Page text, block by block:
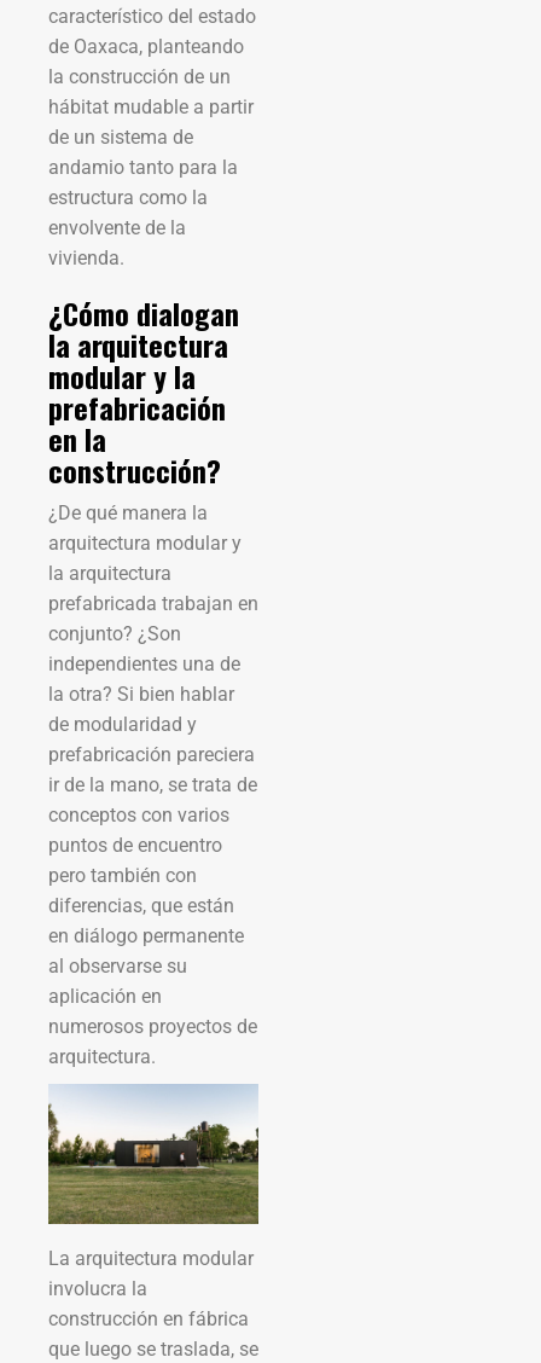
característico del estado
de Oaxaca, planteando
la construcción de un
hábitat mudable a partir
de un sistema de
andamio tanto para la
estructura como la
envolvente de la
vivienda.
¿Cómo dialogan
la arquitectura
modular y la
prefabricación
en la
construcción?
¿De qué manera la
arquitectura modular y
la arquitectura
prefabricada trabajan en
conjunto? ¿Son
independientes una de
la otra? Si bien hablar
de modularidad y
prefabricación pareciera
ir de la mano, se trata de
conceptos con varios
puntos de encuentro
pero también con
diferencias, que están
en diálogo permanente
al observarse su
aplicación en
numerosos proyectos de
arquitectura.
La arquitectura modular
involucra la
construcción en fábrica
que luego se traslada, se